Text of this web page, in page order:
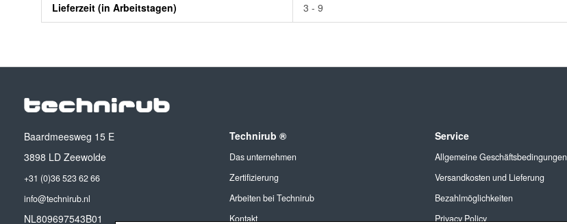
Lieferzeit (in Arbeitstagen) 3 - 9
Baardmeesweg 15 E
3898 LD Zeewolde
+31 (0)36 523 62 66
info@technirub.nl
NL809697543B01
Technirub ®
Das unternehmen
Zertifizierung
Arbeiten bei Technirub
Kontakt
Service
Allgemeine Geschäftsbedingungen
Versandkosten und Lieferung
Bezahlmöglichkeiten
Privacy Policy